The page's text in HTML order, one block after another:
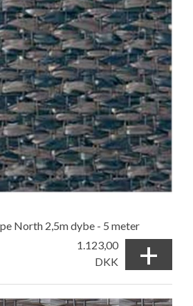
North 2,5m dybe - 5 meter
1.123,00
DKK
+